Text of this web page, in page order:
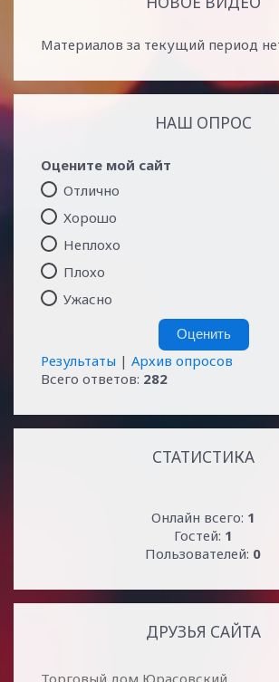
Материалов за текущий период
НАШ ОПРОС
Оцените мой сайт
Отлично
Хорошо
Неплохо
Плохо
Ужасно
Результаты | Архив опросов
Всего ответов: 282
СТАТИСТИКА
Онлайн всего: 1
Гостей: 1
Пользователей: 0
ДРУЗЬЯ САЙТА
Торговый дом Юрасовский